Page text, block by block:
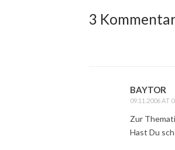
3
BAYTOR
09.11.2006 AT
Zur
Hast Du